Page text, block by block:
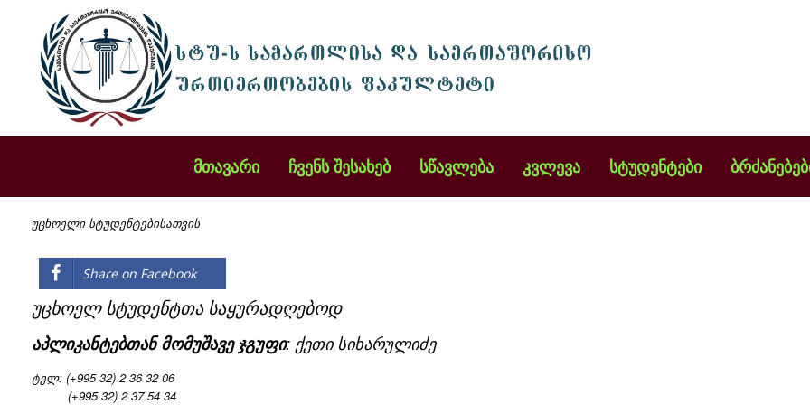
მთავარი ჩვენს შესახებ სწავლება კვლევა სტუდენტები
უცხოელი სტუდენტებისათვის
Share on Facebook
უცხოელ სტუდენტთა საყურადღებოდ
აპლიკანტებთან მომუშავე ჯგუფი: ქეთი სიხარულიძე
ტელ: (+995 32) 2 36 32 06
(+995 32) 2 37 54 34